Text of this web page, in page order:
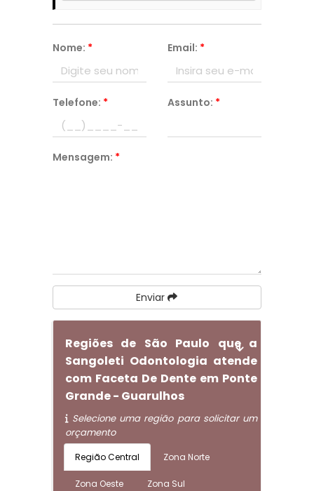
Nome: * Email: *
Telefone: * Assunto: *
Mensagem: *
Enviar
Regiões de São Paulo que a
Sangoleti Odontologia atende
com Faceta De Dente em Ponte
Grande - Guarulhos
Selecione uma região para solicitar um
orçamento
Região Central Zona Norte
Zona Oeste Zona Sul